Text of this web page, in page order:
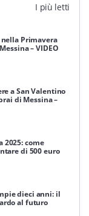
I più letti
Primavera
– VIDEO
a San Valentino
di Messina –
2025: come
di 500 euro
dieci anni: il
al futuro